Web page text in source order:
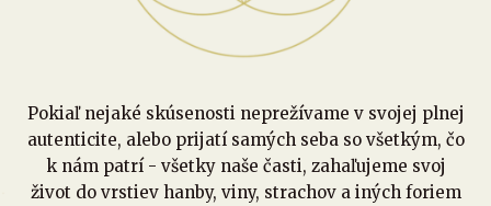
Pokiaľ nejaké skúsenosti neprežívame v svojej plnej
autenticite, alebo prijatí samých seba so všetkým, čo
k nám patrí - všetky naše časti, zahaľujeme svoj
život do vrstiev hanby, viny, strachov a iných foriem